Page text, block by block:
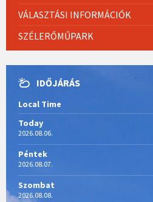
VÁLASZTÁSI INFORMÁCIÓK
SZÉLERŐMŰPARK
IDŐJÁRÁS
Local Time
Today
2026.08.06.
Péntek
2026.08.07.
Szombat
2026.08.08.